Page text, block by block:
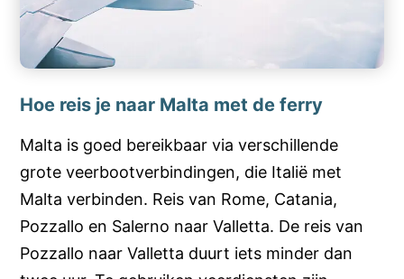
Hoe reis je naar Malta met de ferry
Malta is goed bereikbaar via verschillende
grote veerbootverbindingen, die Italië met
Malta verbinden. Reis van Rome, Catania,
Pozzallo en Salerno naar Valletta. De reis van
Pozzallo naar Valletta duurt iets minder dan